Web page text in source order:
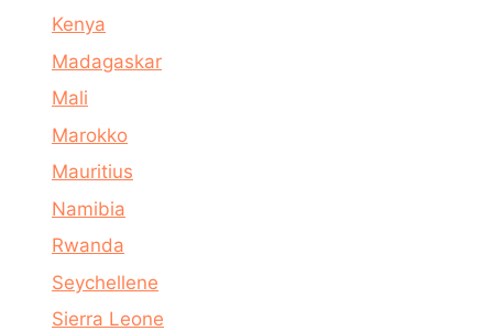
Kenya
Madagaskar
Mali
Marokko
Mauritius
Namibia
Rwanda
Seychellene
Sierra Leone